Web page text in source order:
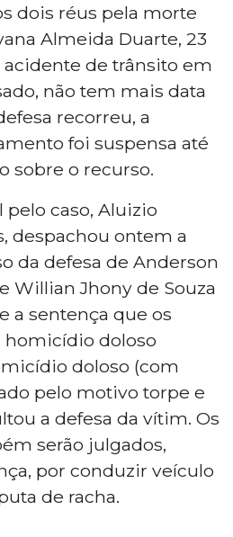
dois réus pela morte
Almeida Duarte, 23
de trânsito em
não tem mais data
recorreu, a
foi suspensa até
sobre o recurso.
caso, Aluizio
despachou ontem a
da defesa de Anderson
Willian Jhony de Souza
a sentença que os
doloso
doloso (com
pelo motivo torpe e
a defesa da vítim. Os
serão julgados,
por conduzir veículo
de racha.